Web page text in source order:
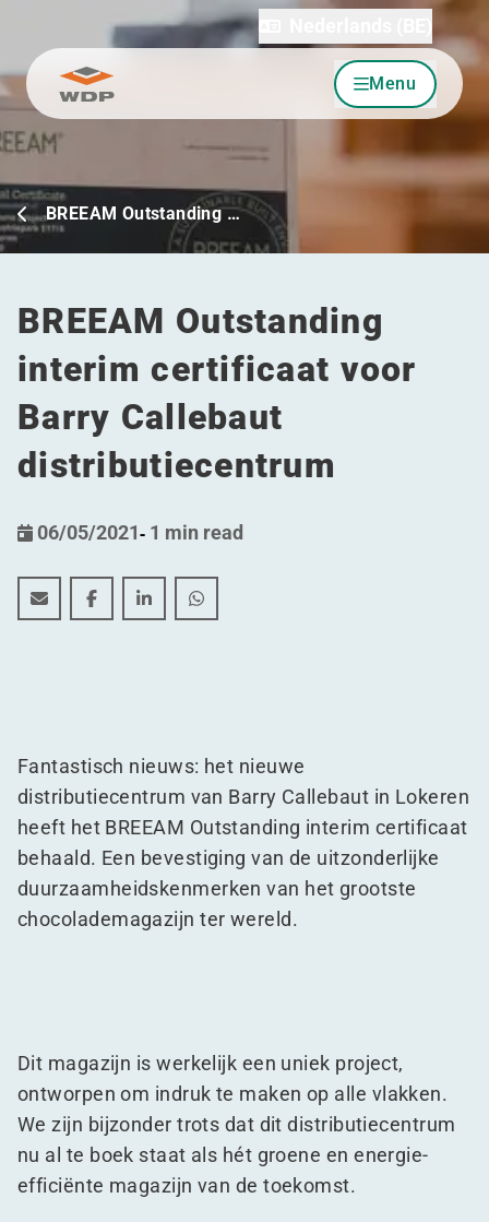
Ga naar inhoud Menu
BREEAM Outstanding …
BREEAM Outstanding
interim certificaat voor
Barry Callebaut
distributiecentrum
06/05/2021- 1 min read
BREEAM Outstanding interim certificaat voor Barry
BREEAM Outstanding interim certificaat voor
BREEAM Outstanding interim certificaat
BREEAM Outstanding interim
Fantastisch nieuws: het nieuwe
distributiecentrum van Barry Callebaut in Lokeren
heeft het BREEAM Outstanding interim certificaat
behaald. Een bevestiging van de uitzonderlijke
duurzaamheidskenmerken van het grootste
chocolademagazijn ter wereld.
Dit magazijn is werkelijk een uniek project,
ontworpen om indruk te maken op alle vlakken.
We zijn bijzonder trots dat dit distributiecentrum
nu al te boek staat als hét groene en energie-
efficiënte magazijn van de toekomst.